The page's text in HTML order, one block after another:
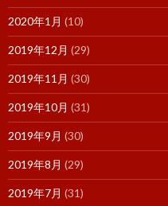
2020年1月 (10)
2019年12月 (29)
2019年11月 (30)
2019年10月 (31)
2019年9月 (30)
2019年8月 (29)
2019年7月 (31)